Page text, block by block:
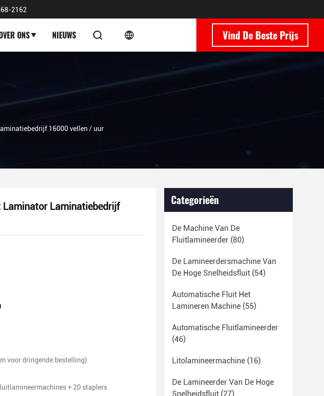
2162
ONS NIEUWS Vind De Beste Prijs
16000 vellen / uur
Laminator Laminatiebedrijf
voor dringende bestelling)
+ 20 staplers
Categorieën
De Machine Van De
Fluitlamineerder (80)
De Lamineerdersmachine Van
De Hoge Snelheidsfluit (54)
Automatische Fluit Het
Lamineren Machine (55)
Automatische Fluitlamineerder
(46)
Litolamineermachine (16)
De Lamineerder Van De Hoge
Snelheidsfluit (27)